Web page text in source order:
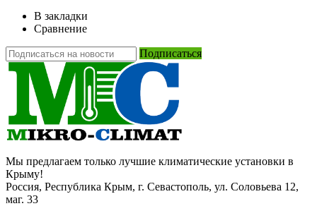
В закладки
Сравнение
Подписаться
Мы предлагаем только лучшие климатические установки в
Крыму!
Россия, Республика Крым, г. Севастополь, ул. Соловьева 12,
маг. 33